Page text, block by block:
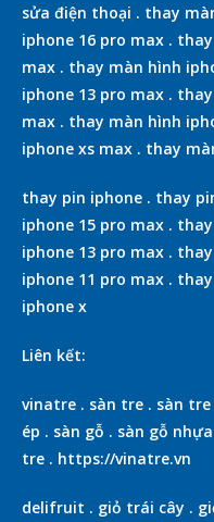
sửa điện thoại . thay
iphone 16 pro max .
max . thay màn hình
iphone 13 pro max .
max . thay màn hình
iphone xs max . thay
thay pin iphone . thay
iphone 15 pro max .
iphone 13 pro max .
iphone 11 pro max .
iphone x
Liên kết:
vinatre . sàn tre . sàn
ép . sàn gỗ . sàn gỗ
tre . https://vinatre.vn
delifruit . giỏ trái cây .